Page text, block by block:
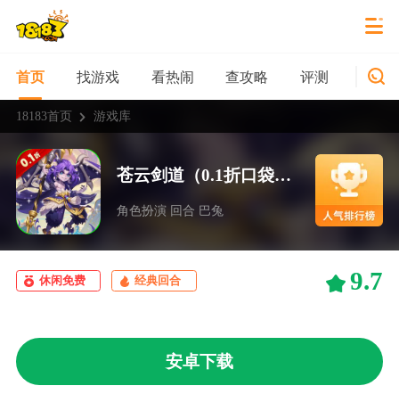
首页 找游戏 看热闹 查攻略 评测 新游
18183首页 游戏库
苍云剑道（0.1折口袋西游畅玩）
角色扮演 回合 巴兔
休闲免费 经典回合 9.7
安卓下载